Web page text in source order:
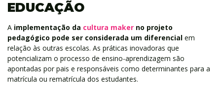
EDUCAÇÃO
A implementação da cultura maker no projeto
pedagógico pode ser considerada um diferencial em
relação às outras escolas. As práticas inovadoras que
potencializam o processo de ensino-aprendizagem são
apontadas por pais e responsáveis como determinantes para a
matrícula ou rematrícula dos estudantes.